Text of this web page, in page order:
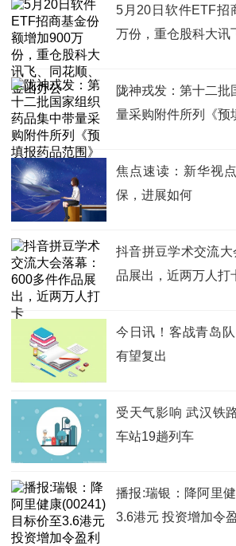
5月20日软件ETF招
万份，重仓股科大讯
陇神戎发：第十二批
量采购附件所列《预
焦点速读：新华视
保，进展如何
抖音拼豆学术交流
品展出，近两万人打
今日讯！客战青岛
有望复出
受天气影响 武汉铁
车站19趟列车
播报:瑞银：降阿里
3.6港元 投资增加令